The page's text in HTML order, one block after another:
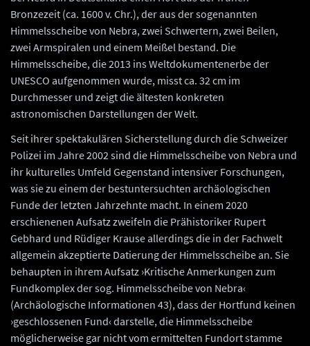
Bronzezeit (ca. 1600 v. Chr.), der aus der sogenannten
Himmelsscheibe von Nebra, zwei Schwertern, zwei Beilen,
zwei Armspiralen und einem Meißel bestand. Die
Himmelsscheibe, die 2013 ins Weltdokumentenerbe der
UNESCO aufgenommen wurde, misst ca. 32 cm im
Durchmesser und zeigt die ältesten konkreten
astronomischen Darstellungen der Welt.
Seit ihrer spektakulären Sicherstellung durch die Schweizer
Polizei im Jahre 2002 sind die Himmelsscheibe von Nebra und
ihr kulturelles Umfeld Gegenstand intensiver Forschungen,
was sie zu einem der bestuntersuchten archäologischen
Funde der letzten Jahrzehnte macht. In einem 2020
erschienenen Aufsatz zweifeln die Prähistoriker Rupert
Gebhard und Rüdiger Krause allerdings die in der Fachwelt
allgemein akzeptierte Datierung der Himmelsscheibe an. Sie
behaupten in ihrem Aufsatz ›Kritische Anmerkungen zum
Fundkomplex der sog. Himmelsscheibe von Nebra‹
(Archäologische Informationen 43), dass der Hortfund keinen
›geschlossenen Fund‹ darstelle, die Himmelsscheibe
möglicherweise gar nicht vom ermittelten Fundort stamme